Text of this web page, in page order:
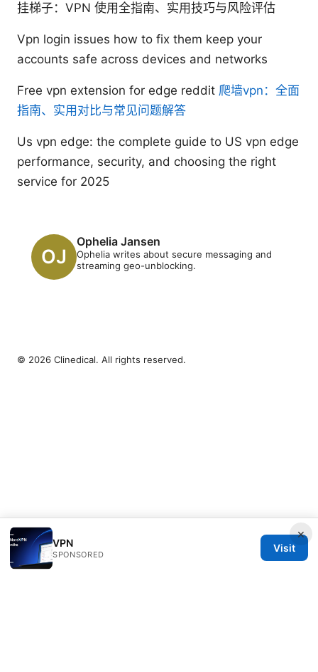
挂梯子：VPN 使用全指南、实用技巧与风险评估
Vpn login issues how to fix them keep your
accounts safe across devices and networks
Free vpn extension for edge reddit 爬墙vpn：全面
指南、实用对比与常见问题解答
Us vpn edge: the complete guide to US vpn edge
performance, security, and choosing the right
service for 2025
Ophelia Jansen
Ophelia writes about secure messaging and
streaming geo-unblocking.
×
VPN
SPONSORED
Visit
© 2026 Clinedical. All rights reserved.